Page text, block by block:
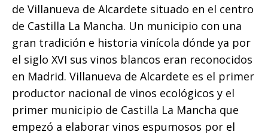
de Villanueva de Alcardete situado en el centro
de Castilla La Mancha. Un municipio con una
gran tradición e historia vinícola dónde ya por
el siglo XVI sus vinos blancos eran reconocidos
en Madrid. Villanueva de Alcardete es el primer
productor nacional de vinos ecológicos y el
primer municipio de Castilla La Mancha que
empezó a elaborar vinos espumosos por el